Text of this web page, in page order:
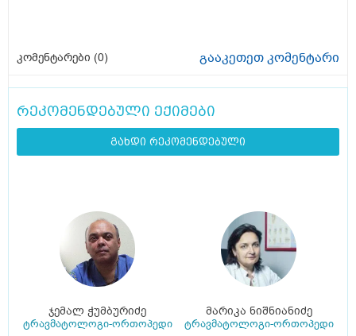
კომენტარები (0) გააკეთეთ კომენტარი
რეკომენდებული ექიმები
გახდი რეკომენდებული
ჯემალ ჭუმბურიძე
ტრავმატოლოგი-ორთოპედი
მარიკა ნიშნიანიძე
ტრავმატოლოგი-ორთოპედი